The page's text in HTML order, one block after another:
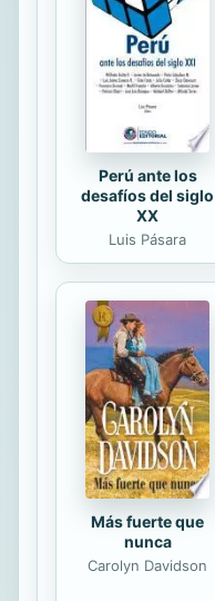
pero
lees...
Perú ante los
desafíos del siglo
XX
Luis Pásara
Más fuerte que
nunca
Carolyn Davidson